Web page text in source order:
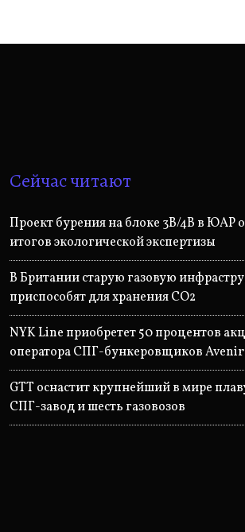
Сейчас читают
Проект бурения на блоке 3B/4B в ЮАР
итогов экологической экспертизы
В Британии старую газовую
приспособят для хранения CO2
NYK Line приобретет 50 процентов
оператора СПГ-бункеровщиков Avenir
GTT оснастит крупнейший в мире
СПГ-завод и шесть газовозов